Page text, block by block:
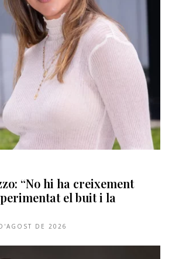
“No hi ha creixement
el buit i la
DE 2026